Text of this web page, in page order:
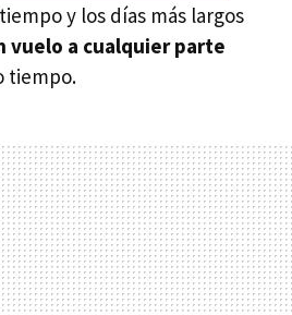
y los días más largos
vuelo a cualquier parte
tiempo.